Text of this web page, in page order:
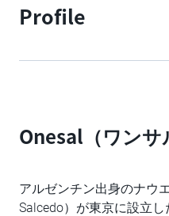
Profile
Onesal（ワンサ
アルゼンチン出身のナウ
Salcedo）が東京に設立